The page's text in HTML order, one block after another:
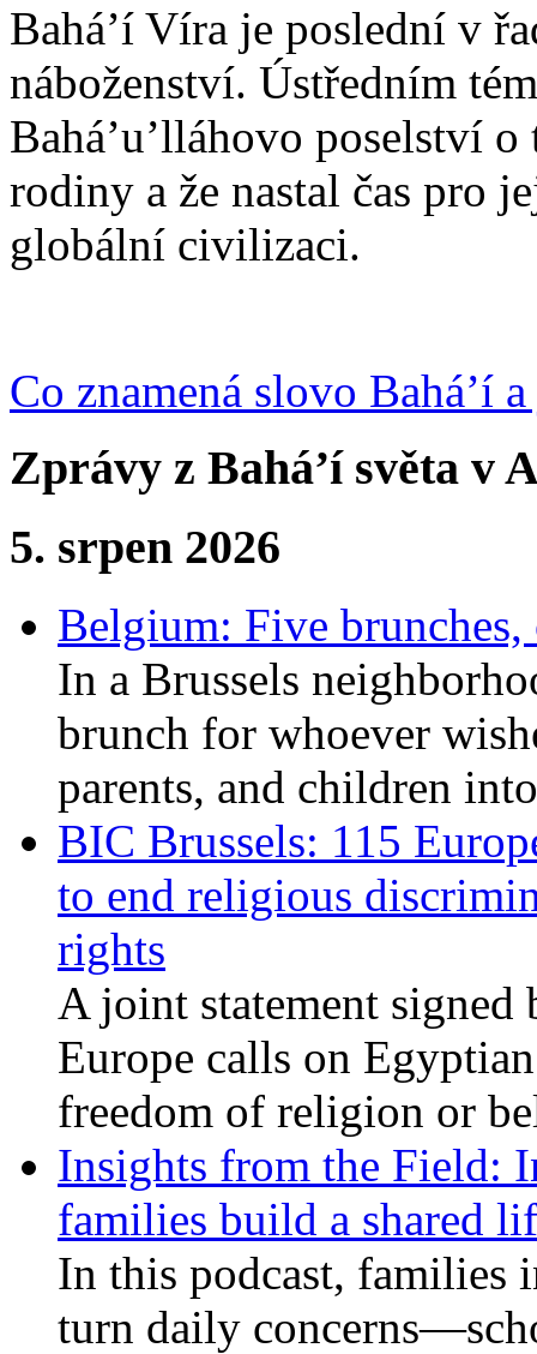
Bahá’í Víra je poslední v
náboženství. Ústředním
Bahá’u’lláhovo poselství
rodiny a že nastal čas pro
globální civilizaci.
Co znamená slovo Bahá’í
Zprávy z Bahá’í světa v
5. srpen 2026
Belgium: Five
In a Brussels
brunch for whoever
parents, and children
BIC Brussels: 115
to end religious
rights
A joint statement signed
Europe calls on
freedom of religion or
Insights from the Field:
families build a shared
In this podcast, families
turn daily